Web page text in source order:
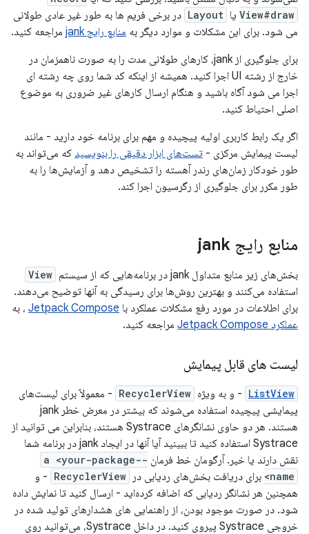
View#draw یا Layout در برخی فریم ها به طور غیر عادی طولانی
می شود. برای این مشکلات و موارد دیگر به منابع رایج jank
مراجعه کنید.
برای جلوگیری از jank، کارهای طولانی مدت را به صورت ناهمزمان در
خارج از رشته UI اجرا کنید. همیشه از اینکه کد شما روی چه رشته ای
اجرا می شود آگاه باشید و هنگام ارسال کارهای غیر ضروری به موضوع
اصلی احتیاط کنید.
اگر یک رابط کاربری اولیه پیچیده و مهم برای برنامه خود دارید - مانند
لیست پیمایش مرکزی - تست‌های ابزار دقیقی را بنویسید که می‌تواند به
طور خودکار زمان‌های رندر آهسته را تشخیص دهد و آزمایش‌ها را به
طور مکرر برای جلوگیری از رگرسیون اجرا کند.
منابع رایج jank
بخش‌های زیر منابع متداول jank در برنامه‌هایی که از سیستم View
استفاده می‌کنند و بهترین روش‌ها برای رسیدگی به آنها توضیح می‌دهند.
برای اطلاعات در مورد رفع مشکلات عملکرد با Jetpack Compose ، به
عملکرد Jetpack Compose
مراجعه کنید.
لیست های قابل پیمایش
ListView - و به ویژه RecyclerView - معمولاً برای لیست‌های
پیمایشی پیچیده استفاده می‌شوند که بیشتر در معرض خطر jank
هستند. هر دو حاوی نشانگرهای Systrace هستند، بنابراین می توانید از
Systrace استفاده کنید تا ببینید آیا آنها در ایجاد jank در برنامه شما
نقش دارند یا خیر. آرگومان خط فرمان
-a <your-package-
name>
برای دریافت بخش‌های ردیابی در RecyclerView - و
همچنین هر نشانگر ردیابی که اضافه کرده‌اید - ارسال کنید تا نمایش داده
شود. در صورت موجود بودن، از راهنمایی های هشدارهای تولید شده در
خروجی Systrace پیروی کنید. در داخل Systrace، می‌توانید روی